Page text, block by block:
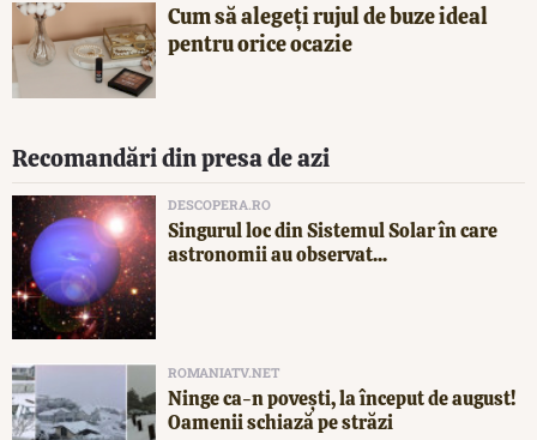
Cum să alegeți rujul de buze ideal
pentru orice ocazie
Recomandări din presa de azi
DESCOPERA.RO
Singurul loc din Sistemul Solar în care
astronomii au observat...
ROMANIATV.NET
Ninge ca-n povești, la început de august!
Oamenii schiază pe străzi